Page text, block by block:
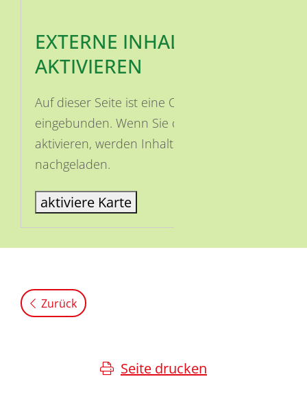
EXTERNE INHALTE
AKTIVIEREN
Auf dieser Seite ist eine OSM Karte
eingebunden. Wenn Sie die Karte
aktivieren, werden Inhalte von OSM
nachgeladen.
aktiviere Karte
Zurück
Seite drucken